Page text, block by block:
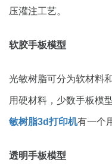
压灌注工艺。
软胶手板模型
光敏树脂可分为软材料
用硬材料，少数手板模
敏树脂3d打印机有一个
透明手板模型